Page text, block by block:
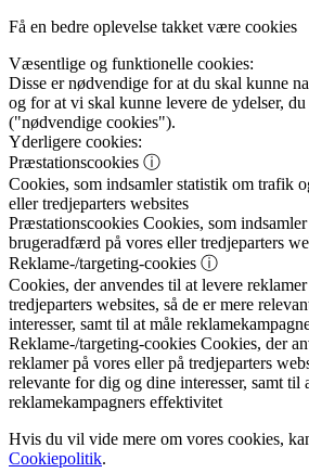
Få en bedre oplevelse takket være cookies
Væsentlige og funktionelle cookies:
Disse er nødvendige for at du skal kunne
og for at vi skal kunne levere de ydelser,
("nødvendige cookies").
Yderligere cookies:
Præstationscookies ⓘ
Cookies, som indsamler statistik om trafik
eller tredjeparters websites
Præstationscookies Cookies, som
brugeradfærd på vores eller tredjeparters
Reklame-/targeting-cookies ⓘ
Cookies, der anvendes til at levere
tredjeparters websites, så de er mere
interesser, samt til at måle
Reklame-/targeting-cookies Cookies, der
reklamer på vores eller på tredjeparters
relevante for dig og dine interesser, samt til
reklamekampagners effektivitet
Hvis du vil vide mere om vores cookies,
Cookiepolitik.